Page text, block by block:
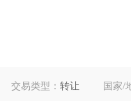
交易类型： 转让 国家/